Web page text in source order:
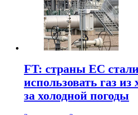
FT: страны ЕС
использовать газ
за холодной погоды